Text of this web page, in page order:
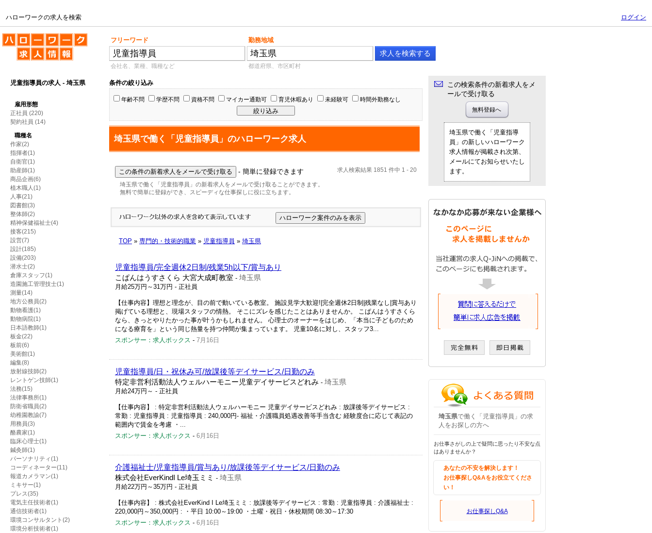
ハローワークの求人を検索 ログイン
ハローワークの求人を検索 フリーワード 勤務地域
会社名、業種、職種など 都道府県、市区町村
児童指導員の求人 - 埼玉県
雇用形態
正社員 (220)
契約社員 (14)
職種名
作家(2)
指揮者(1)
自衛官(1)
助産師(1)
商品企画(6)
植木職人(1)
人事(21)
図書館(3)
整体師(2)
精神保健福祉士(4)
接客(215)
設営(7)
設計(185)
設備(203)
潜水士(2)
倉庫スタッフ(1)
造園施工管理技士(1)
測量(14)
地方公務員(2)
動物看護(1)
動物病院(1)
日本語教師(1)
板金(22)
板前(6)
美術館(1)
編集(8)
放射線技師(2)
レントゲン技師(1)
法務(15)
法律事務所(1)
防衛省職員(2)
幼稚園教諭(7)
用務員(3)
酪農家(1)
臨床心理士(1)
鍼灸師(1)
パーソナリティ(1)
コーディネーター(11)
報道カメラマン(1)
ミキサー(1)
プレス(35)
電気主任技術者(1)
通信技術者(1)
環境コンサルタント(2)
環境分析技術者(1)
条件の絞り込み
年齢不問 学歴不問 資格不問 マイカー通勤可 育児休暇あり 未経験可 時間外勤務なし
埼玉県で働く「児童指導員」のハローワーク求人
求人検索結果 1851 件中 1 - 20
- 簡単に登録できます
埼玉県で働く「児童指導員」の新着求人をメールで受け取ることができます。
無料で簡単に登録ができ、スピーディな仕事探しに役に立ちます。
TOP » 専門的・技術的職業 » 児童指導員 » 埼玉県
児童指導員/完全週休2日制/残業5h以下/賞与あり
こぱんはうすさくら 大宮大成町教室 - 埼玉県
月給25万円～31万円 - 正社員
【仕事内容】理想と理念が、目の前で動いている教室。 施設見学大歓迎!|完全週休2日制|残業なし|賞与あり
掲げている理想と、現場スタッフの情熱。 そこにズレを感じたことはありませんか。 こぱんはうすさくら
なら、きっとやりたかった事が叶うかもしれません。 心理士のオーナーをはじめ、「本当に子どものため
になる療育を」という同じ熱量を持つ仲間が集まっています。 児童10名に対し、スタッフ3...
スポンサー：求人ボックス - 7月16日
児童指導員/日・祝休み可/放課後等デイサービス/日勤のみ
特定非営利活動法人ウェルハーモニー児童デイサービスどれみ - 埼玉県
月給24万円～ - 正社員
【仕事内容】 : 特定非営利活動法人ウェルハーモニー 児童デイサービスどれみ : 放課後等デイサービス :
常勤 : 児童指導員 : 児童指導員 : 240,000円- 福祉・介護職員処遇改善等手当含む 経験度合に応じて表記の
範囲内で賃金を考慮 ・...
スポンサー：求人ボックス - 6月16日
介護福祉士/児童指導員/賞与あり/放課後等デイサービス/日勤のみ
株式会社EverKindI Le埼玉ミミ - 埼玉県
月給22万円～35万円 - 正社員
【仕事内容】 : 株式会社EverKind I Le埼玉ミミ : 放課後等デイサービス : 常勤 : 児童指導員 : 介護福祉士 :
220,000円～350,000円 : ・平日 10:00～19:00 ・土曜・祝日・休校期間 08:30～17:30
スポンサー：求人ボックス - 6月16日
この検索条件の新着求人をメ
ールで受け取る
埼玉県で働く「児童指導
員」の新しいハローワーク
求人情報が掲載され次第、
メールにてお知らせいたし
ます。
埼玉県で働く「児童指導員」の求
人をお探しの方へ
お仕事さがしの上で疑問に思ったり不安な点
はありませんか？
あなたの不安を解決します！
お仕事探しQ&Aをお役立てくださ
い！
お仕事探しQ&A